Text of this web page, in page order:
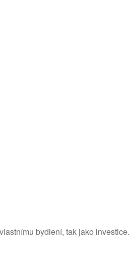
bydlení, tak jako investice.